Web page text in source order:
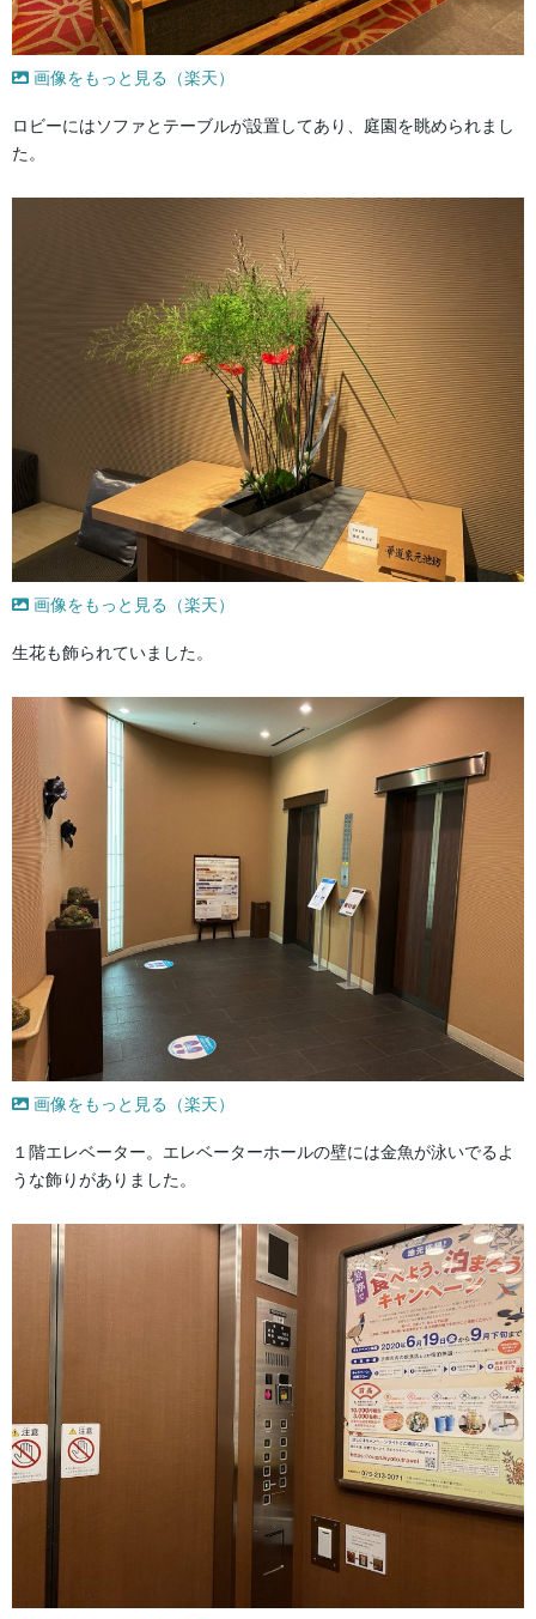
画像をもっと見る（楽天）
ロビーにはソファとテーブルが設置してあり、庭園を眺められまし
た。
画像をもっと見る（楽天）
生花も飾られていました。
画像をもっと見る（楽天）
１階エレベーター。エレベーターホールの壁には金魚が泳いでるよ
うな飾りがありました。